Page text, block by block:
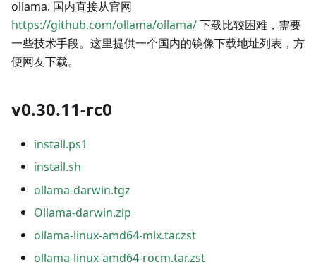
ollama. 国内直接从官网
https://github.com/ollama/ollama/下载比较困难，需要
一些技术手段。这里提供一个国内的镜像下载地址列表，方
便网友下载。
v0.30.11-rc0
install.ps1
install.sh
ollama-darwin.tgz
Ollama-darwin.zip
ollama-linux-amd64-mlx.tar.zst
ollama-linux-amd64-rocm.tar.zst